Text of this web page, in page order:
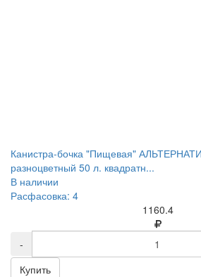
Канистра-бочка "Пищевая"
разноцветный 50 л. квадратн...
В наличии
Расфасовка: 4
1160.4
-
Купить